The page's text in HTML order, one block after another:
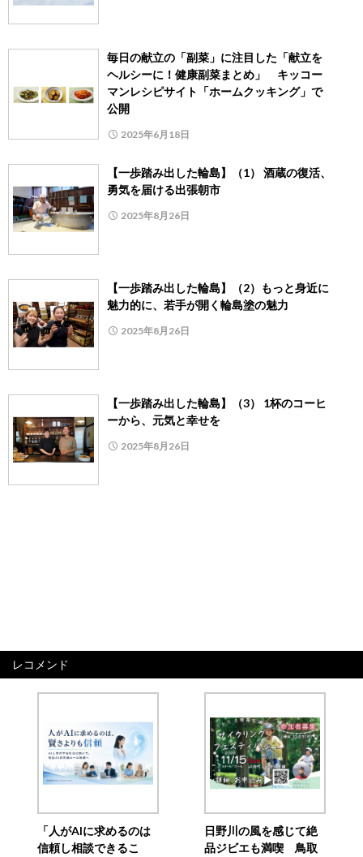
毎日の献立の「副菜」に注目した「献立を
ヘルシーに！健康副菜まとめ」 キッコー
マンレシピサイト「ホームクッキング」で
公開
2025年6月18日
【一歩踏み出した輪島】（1） 酒蔵の復活、
勇気を届ける出張朝市
2025年8月26日
【一歩踏み出した輪島】（2）もっと身近に
魅力的に、若手が開く輪島塗の魅力
2025年8月26日
【一歩踏み出した輪島】（3） 1杯のコーヒ
ーから、元気と幸せを
2025年8月26日
レコメンド
「人がAIに求めるのは
信頼し相談できるこ
日野川の風を感じて絶
品ジビエも満喫 鳥取